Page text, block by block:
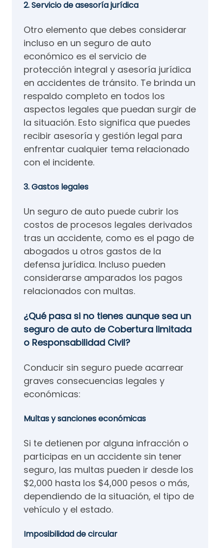
2. Servicio de asesoría jurídica
Otro elemento que debes considerar
incluso en un seguro de auto
económico es el servicio de
protección integral y asesoría jurídica
en accidentes de tránsito. Te brinda un
respaldo completo en todos los
aspectos legales que puedan surgir de
la situación. Esto significa que puedes
recibir asesoría y gestión legal para
enfrentar cualquier tema relacionado
con el incidente.
3. Gastos legales
Un seguro de auto puede cubrir los
costos de procesos legales derivados
tras un accidente, como es el pago de
abogados u otros gastos de la
defensa jurídica. Incluso pueden
considerarse amparados los pagos
relacionados con multas.
¿Qué pasa si no tienes aunque sea un
seguro de auto de Cobertura limitada
o Responsabilidad Civil?
Conducir sin seguro puede acarrear
graves consecuencias legales y
económicas:
Multas y sanciones económicas
Si te detienen por alguna infracción o
participas en un accidente sin tener
seguro, las multas pueden ir desde los
$2,000 hasta los $4,000 pesos o más,
dependiendo de la situación, el tipo de
vehículo y el estado.
Imposibilidad de circular